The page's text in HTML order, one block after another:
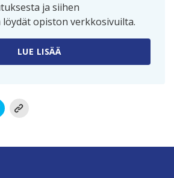
ja siihen
opiston verkkosivuilta.
LUE LISÄÄ